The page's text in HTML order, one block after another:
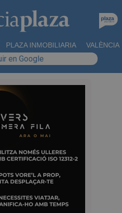
PLAZA INMOBILIARIA VALÈNCIA
en Google